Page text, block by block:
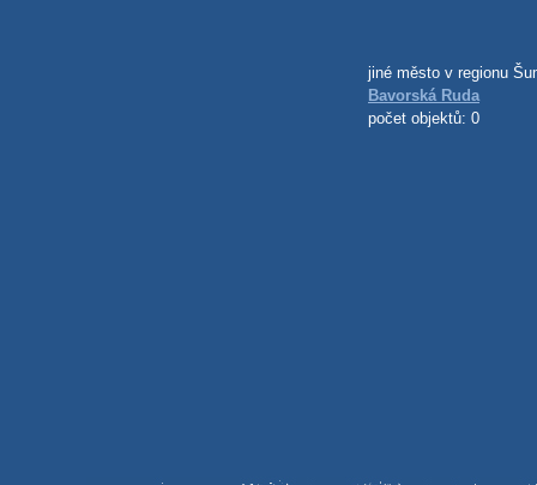
jiné město v regionu
Bavorská Ruda
počet objektů: 0